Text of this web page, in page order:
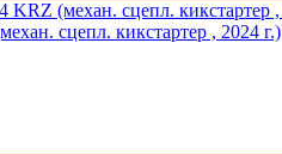
сцепл. кикстартер , 2024 г.)